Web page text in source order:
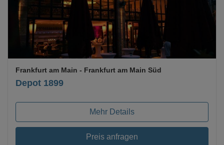
Depot 1899
Frankfurt am Main - Frankfurt am Main Süd
Mehr Details
Preis anfragen